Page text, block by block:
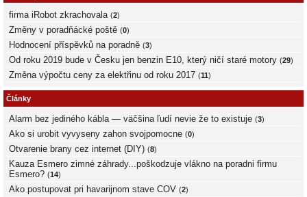
firma iRobot zkrachovala (2)
Změny v poradňácké poště (0)
Hodnocení příspěvků na poradně (3)
Od roku 2019 bude v Česku jen benzin E10, který ničí staré motory (29)
Změna výpočtu ceny za elektřinu od roku 2017 (11)
Články
Alarm bez jediného kábla — väčšina ľudí nevie že to existuje (3)
Ako si urobit vyvyseny zahon svojpomocne (0)
Otvarenie brany cez internet (DIY) (8)
Kauza Esmero zimné záhrady...poškodzuje vlákno na poradni firmu
Esmero? (14)
Ako postupovat pri havarijnom stave COV (2)